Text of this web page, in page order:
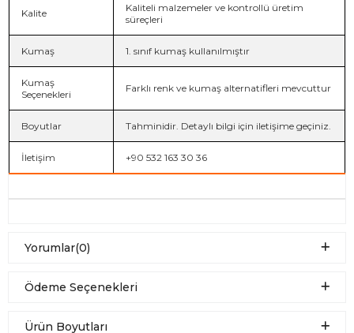
Kalite
Kaliteli malzemeler ve kontrollü üretim
süreçleri
Kumaş 1. sınıf kumaş kullanılmıştır
Kumaş
Seçenekleri
Farklı renk ve kumaş alternatifleri mevcuttur
Boyutlar Tahminidir. Detaylı bilgi için iletişime geçiniz.
İletişim +90 532 163 30 36
Yorumlar(0)
Ödeme Seçenekleri
Ürün Boyutları